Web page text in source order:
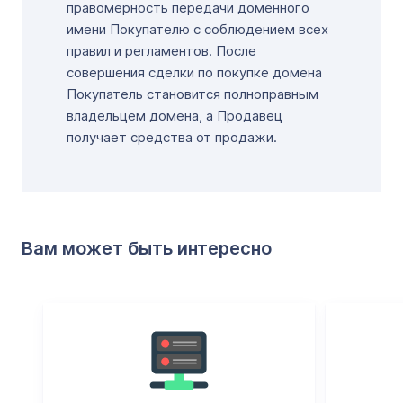
правомерность передачи доменного
имени Покупателю с соблюдением всех
правил и регламентов. После
совершения сделки по покупке домена
Покупатель становится полноправным
владельцем домена, а Продавец
получает средства от продажи.
Вам может быть интересно